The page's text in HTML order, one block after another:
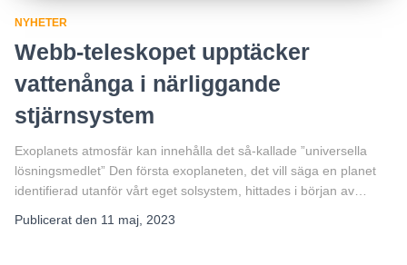
NYHETER
Webb-teleskopet upptäcker
vattenånga i närliggande
stjärnsystem
Exoplanets atmosfär kan innehålla det så-kallade ”universella
lösningsmedlet” Den första exoplaneten, det vill säga en planet
identifierad utanför vårt eget solsystem, hittades i början av…
Publicerat den 11 maj, 2023